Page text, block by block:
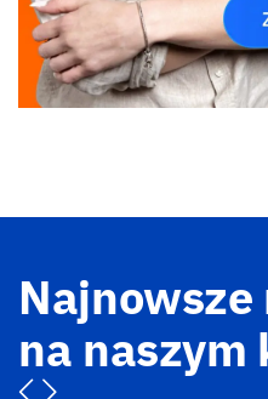
Najnowsze
na naszym